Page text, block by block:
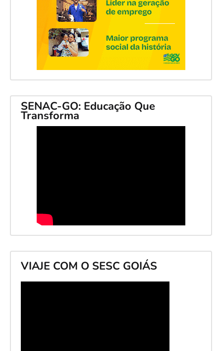
SENAC-GO: Educação Que
Transforma
VIAJE COM O SESC GOIÁS